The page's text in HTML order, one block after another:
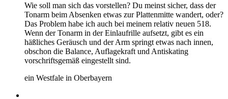
Wie soll man sich das vorstellen? Du meinst sicher, dass der
Tonarm beim Absenken etwas zur Plattenmitte wandert, oder?
Das Problem habe ich auch bei meinem relativ neuen 518.
Wenn der Tonarm in der Einlaufrille aufsetzt, gibt es ein
häßliches Geräusch und der Arm springt etwas nach innen,
obschon die Balance, Auflagekraft und Antiskating
vorschriftsgemäß eingestellt sind.
ein Westfale in Oberbayern